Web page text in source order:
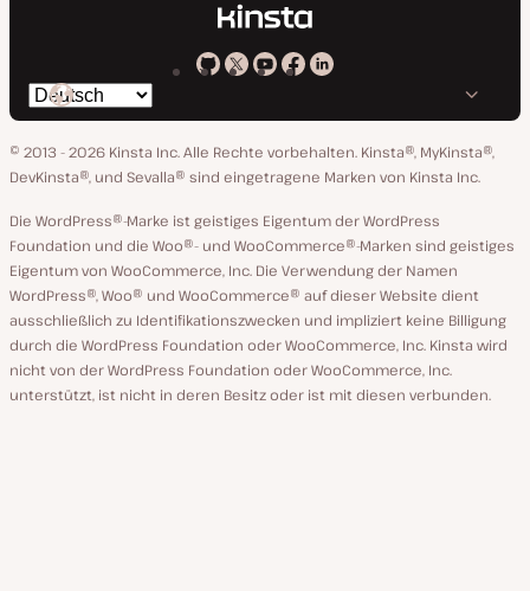
Kinsta
GitHub
Kinsta
X
Kinsta
YouTube
Kinsta
Facebook
Kinsta
LinkedIn
Spräche
ändern
© 2013 - 2026 Kinsta Inc. Alle Rechte vorbehalten. Kinsta®, MyKinsta®,
DevKinsta®, und Sevalla® sind eingetragene Marken von Kinsta Inc.
Die WordPress®-Marke ist geistiges Eigentum der WordPress
Foundation und die Woo®- und WooCommerce®-Marken sind geistiges
Eigentum von WooCommerce, Inc. Die Verwendung der Namen
WordPress®, Woo® und WooCommerce® auf dieser Website dient
ausschließlich zu Identifikationszwecken und impliziert keine Billigung
durch die WordPress Foundation oder WooCommerce, Inc. Kinsta wird
nicht von der WordPress Foundation oder WooCommerce, Inc.
unterstützt, ist nicht in deren Besitz oder ist mit diesen verbunden.